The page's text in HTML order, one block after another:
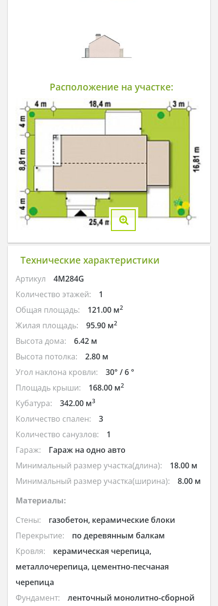
Расположение на участке:
Технические характеристики
Артикул
4M284G
Количество этажей:
1
Общая площадь:
121.00 м2
Жилая площадь: 95.90 м2
Высота дома:
6.42 м
Высота потолка:
2.80 м
Угол наклона кровли:
30° / 6 °
Площадь крыши:
168.00 м2
Кубатура: 342.00 м3
Количество спален:
3
Количество санузлов:
1
Гараж:
Гараж на одно авто
Минимальный размер участка(длина):
18.00 м
Минимальный размер участка(ширина):
8.00 м
Материалы:
Стены:
газобетон, керамические блоки
Перекрытие:
по деревянным балкам
Кровля:
керамическая черепица,
металлочерепица, цементно-песчаная
черепица
Фундамент:
ленточный монолитно-сборной